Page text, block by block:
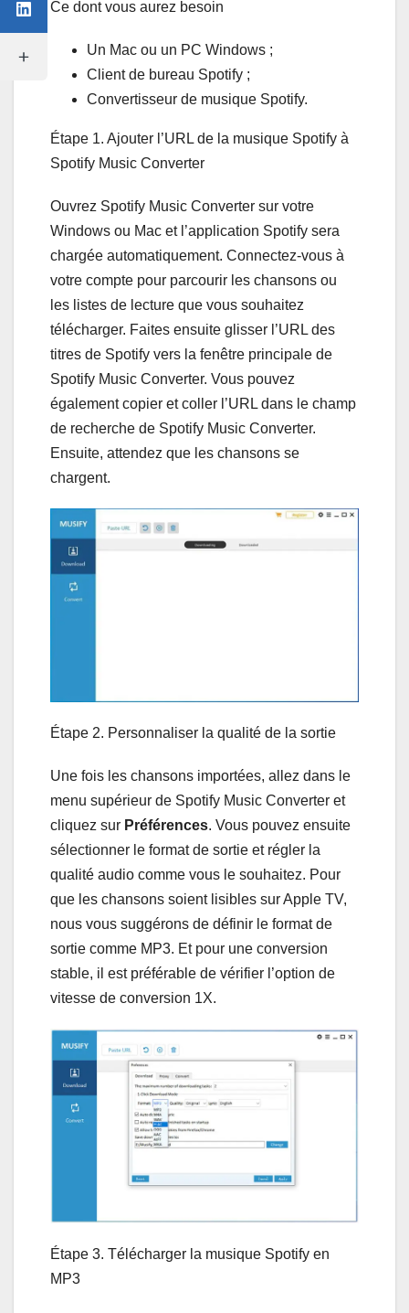
Ce dont vous aurez besoin
Un Mac ou un PC Windows ;
Client de bureau Spotify ;
Convertisseur de musique Spotify.
Étape 1. Ajouter l’URL de la musique Spotify à
Spotify Music Converter
Ouvrez Spotify Music Converter sur votre
Windows ou Mac et l’application Spotify sera
chargée automatiquement. Connectez-vous à
votre compte pour parcourir les chansons ou
les listes de lecture que vous souhaitez
télécharger. Faites ensuite glisser l’URL des
titres de Spotify vers la fenêtre principale de
Spotify Music Converter. Vous pouvez
également copier et coller l’URL dans le champ
de recherche de Spotify Music Converter.
Ensuite, attendez que les chansons se
chargent.
Étape 2. Personnaliser la qualité de la sortie
Une fois les chansons importées, allez dans le
menu supérieur de Spotify Music Converter et
cliquez sur Préférences. Vous pouvez ensuite
sélectionner le format de sortie et régler la
qualité audio comme vous le souhaitez. Pour
que les chansons soient lisibles sur Apple TV,
nous vous suggérons de définir le format de
sortie comme MP3. Et pour une conversion
stable, il est préférable de vérifier l’option de
vitesse de conversion 1X.
Étape 3. Télécharger la musique Spotify en
MP3